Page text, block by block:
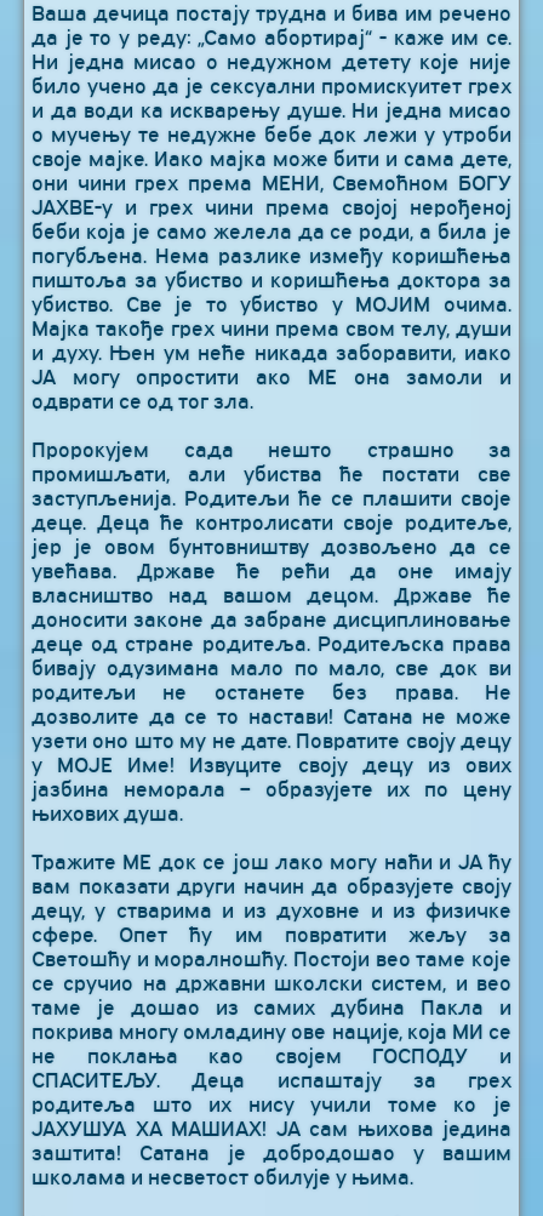
Ваша дечица постају трудна и бива им речено
да је то у реду: „Само абортирај“ - каже им се.
Ни једна мисао о недужном детету које није
било учено да је сексуални промискуитет грех
и да води ка искварењу душе. Ни једна мисао
о мучењу те недужне бебе док лежи у утроби
своје мајке. Иако мајка може бити и сама дете,
они чини грех према МЕНИ, Свемоћном БОГУ
ЈАХВЕ-у и грех чини према својој нерођеној
беби која је само желела да се роди, а била је
погубљена. Нема разлике између коришћења
пиштоља за убиство и коришћења доктора за
убиство. Све је то убиство у МОЈИМ очима.
Мајка такође грех чини према свом телу, души
и духу. Њен ум неће никада заборавити, иако
ЈА могу опростити ако МЕ она замоли и
одврати се од тог зла.
Пророкујем сада нешто страшно за
промишљати, али убиства ће постати све
заступљенија. Родитељи ће се плашити своје
деце. Деца ће контролисати своје родитеље,
јер је овом бунтовништву дозвољено да се
увећава. Државе ће рећи да оне имају
власништво над вашом децом. Државе ће
доносити законе да забране дисциплиновање
деце од стране родитеља. Родитељска права
бивају одузимана мало по мало, све док ви
родитељи не останете без права. Не
дозволите да се то настави! Сатана не може
узети оно што му не дате. Повратите своју децу
у МОЈЕ Име! Извуците своју децу из ових
јазбина неморала – образујете их по цену
њихових душа.
Тражите МЕ док се још лако могу наћи и ЈА ћу
вам показати други начин да образујете своју
децу, у стварима и из духовне и из физичке
сфере. Опет ћу им повратити жељу за
Светошћу и моралношћу. Постоји вео таме које
се сручио на државни школски систем, и вео
таме је дошао из самих дубина Пакла и
покрива многу омладину ове нације, која МИ се
не поклања као својем ГОСПОДУ и
СПАСИТЕЉУ. Деца испаштају за грех
родитеља што их нису учили томе ко је
ЈАХУШУА ХА МАШИАХ! ЈА сам њихова једина
заштита! Сатана је добродошао у вашим
школама и несветост обилује у њима.